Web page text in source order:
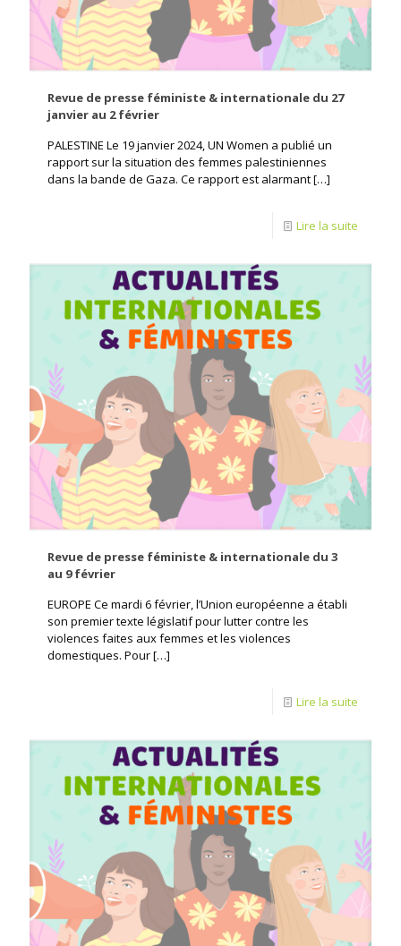
Revue de presse féministe & internationale du 27
janvier au 2 février
PALESTINE Le 19 janvier 2024, UN Women a publié un
rapport sur la situation des femmes palestiniennes
dans la bande de Gaza. Ce rapport est alarmant[…]
Lire la suite
Revue de presse féministe & internationale du 3
au 9 février
EUROPE Ce mardi 6 février, l’Union européenne a établi
son premier texte législatif pour lutter contre les
violences faites aux femmes et les violences
domestiques. Pour[…]
Lire la suite